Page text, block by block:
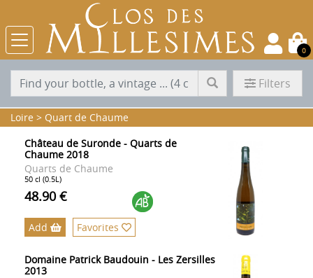
0
Filters
Loire > Quart de Chaume
Château de Suronde - Quarts de
Chaume 2018
Quarts de Chaume
50 cl (0.5L)
48.90 €
Add Favorites
Domaine Patrick Baudouin - Les Zersilles
2013